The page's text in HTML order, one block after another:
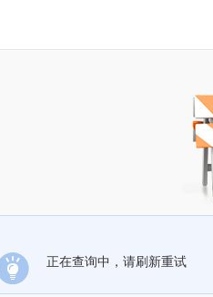
正在查询中，请刷新重试